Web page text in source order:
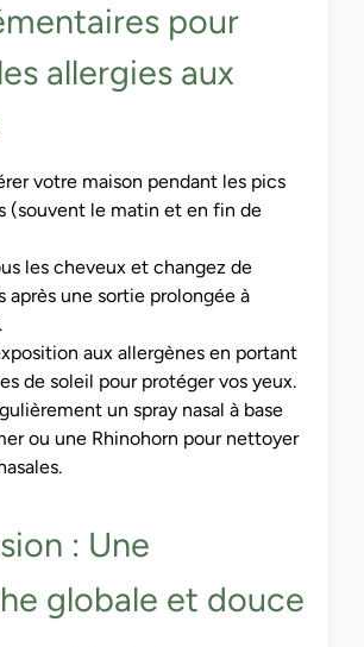
pour
allergies aux
votre maison pendant les pics
(souvent le matin et en fin de
les cheveux et changez de
après une sortie prolongée à
aux allergènes en portant
de soleil pour protéger vos yeux.
un spray nasal à base
ou une Rhinohorn pour nettoyer
: Une
globale et douce